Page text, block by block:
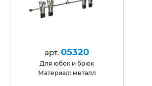
арт. 05320
для юбок и брюк
Материал: металл